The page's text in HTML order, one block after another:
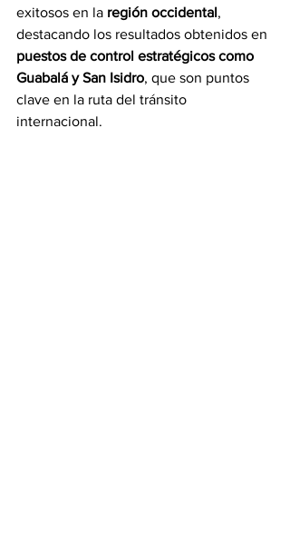
exitosos en la región occidental,
destacando los resultados obtenidos en
puestos de control estratégicos como
Guabalá y San Isidro, que son puntos
clave en la ruta del tránsito
internacional.